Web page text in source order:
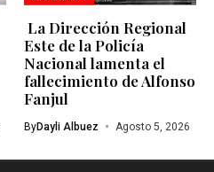
La Dirección Regional
Este de la Policía
Nacional lamenta el
fallecimiento de Alfonso
Fanjul
ByDayli Albuez Agosto 5, 2026